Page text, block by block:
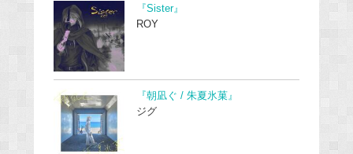
『Sister』
ROY
『朝凪ぐ / 朱夏氷菓』
ジグ